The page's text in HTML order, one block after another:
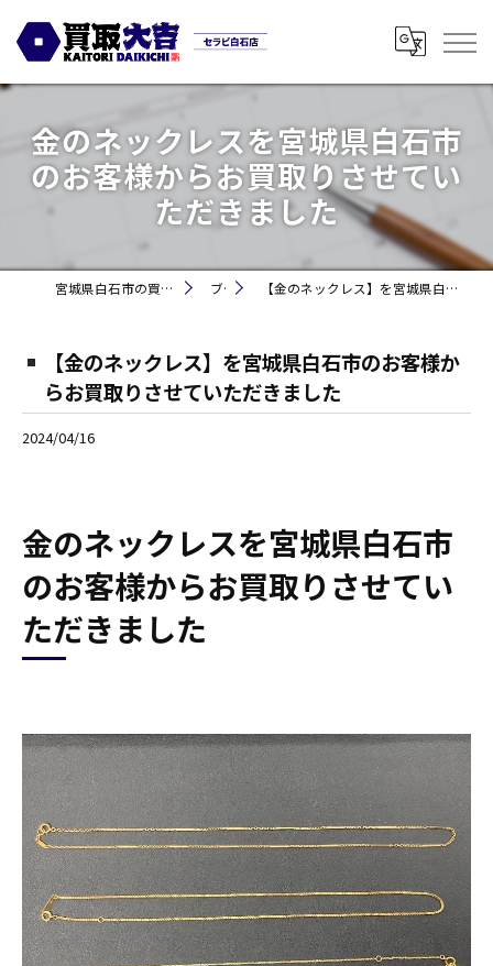
金のネックレスを宮城県白石市
のお客様からお買取りさせてい
ただきました
宮城県白石市の買取なら買取大吉セラビ白石店 ブログ 【金のネックレス】を宮城県白石市のお客様からお買取りさせていただきました
【金のネックレス】を宮城県白石市のお客様か
らお買取りさせていただきました
2024/04/16
金のネックレスを宮城県白石市
のお客様からお買取りさせてい
ただきました